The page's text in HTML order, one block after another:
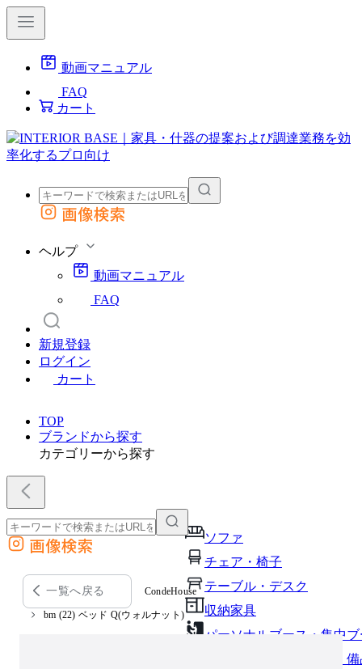
動画マニュアル
FAQ
カート
外部サイトの商品をカートに追加
画像検索
ヘルプ
動画マニュアル
FAQ
新規登録
ログイン
カート
TOP
ブランドから探す
カテゴリーから探す
ソファ
チェア・椅子
テーブル・デスク
収納家具
パーソナルブース・集中
オフィスアクセサリー・
外部サイトの商品をカートに追加
他のサイトで見つけた商品ページのURLを貼り付けて、カートに追加できます
画像検索
一覧へ戻る CondeHouse
bm (22) ベッド Q(ウォルナット)